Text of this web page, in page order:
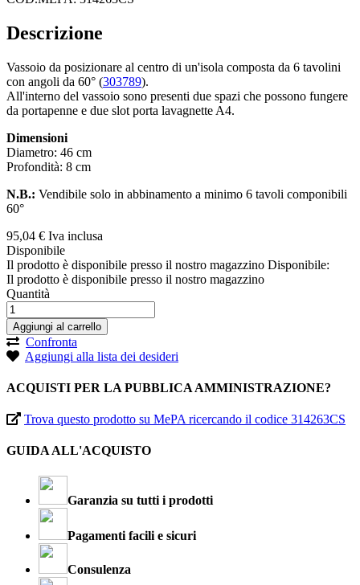
Descrizione
Vassoio da posizionare al centro di un'isola composta da 6 tavolini
con angoli da 60° (303789).
All'interno del vassoio sono presenti due spazi che possono fungere
da portapenne e due slot porta lavagnette A4.
Dimensioni
Diametro: 46 cm
Profondità: 8 cm
N.B.: Vendibile solo in abbinamento a minimo 6 tavoli componibili
60°
95,04 € Iva inclusa
Disponibile
Il prodotto è disponibile presso il nostro magazzino Disponibile:
Il prodotto è disponibile presso il nostro magazzino
Quantità
Aggiungi al carrello
Confronta
Aggiungi alla lista dei desideri
ACQUISTI PER LA PUBBLICA AMMINISTRAZIONE?
Trova questo prodotto su MePA ricercando il codice 314263CS
GUIDA ALL'ACQUISTO
Garanzia su tutti i prodotti
Pagamenti facili e sicuri
Consulenza